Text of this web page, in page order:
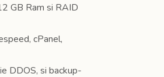
GB Ram si RAID
cPanel,
DDOS, si backup-